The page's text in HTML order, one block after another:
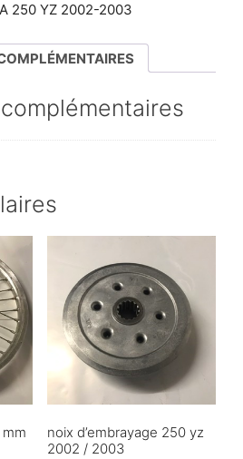
250 YZ 2002-2003
noix d’embrayage 250 yz
2002 / 2003